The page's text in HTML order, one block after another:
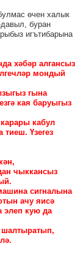
өчен халык
буран
игътибарына
хәбәр алгансыз
мондый
гына
кая баруыгыз
кабул
тиеш. Үзегез
чыккансыз
сигналына
ачу яисә
элеп кую да
шалтыратып,